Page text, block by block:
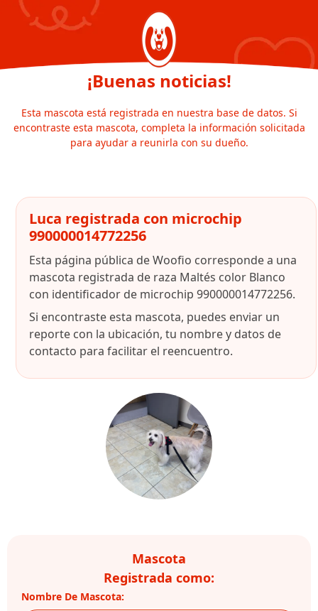
¡Buenas noticias!
Esta mascota está registrada en nuestra base de datos. Si
encontraste esta mascota, completa la información solicitada
para ayudar a reunirla con su dueño.
Luca registrada con microchip
990000014772256
Esta página pública de Woofio corresponde a una
mascota registrada de raza Maltés color Blanco
con identificador de microchip 990000014772256.
Si encontraste esta mascota, puedes enviar un
reporte con la ubicación, tu nombre y datos de
contacto para facilitar el reencuentro.
Mascota
Registrada como:
Nombre De Mascota: